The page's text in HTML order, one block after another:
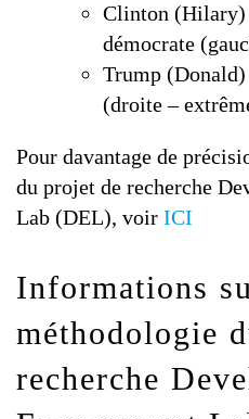
Clinton (Hilary)
démocrate
Trump
(droite –
Pour davantage de
du projet de recherche
Lab (DEL), voir ICI
Informations
méthodologie
recherche